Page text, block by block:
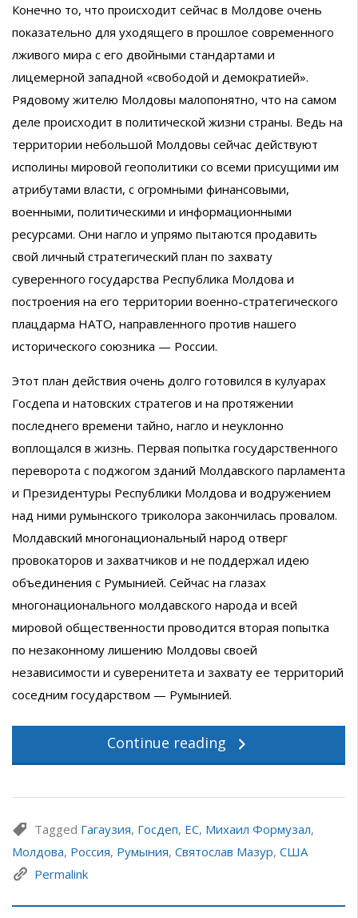
Конечно то, что происходит сейчас в Молдове очень
показательно для уходящего в прошлое современного
лживого мира с его двойными стандартами и
лицемерной западной «свободой и демократией».
Рядовому жителю Молдовы малопонятно, что на самом
деле происходит в политической жизни страны. Ведь на
территории небольшой Молдовы сейчас действуют
исполины мировой геополитики со всеми присущими им
атрибутами власти, с огромными финансовыми,
военными, политическими и информационными
ресурсами. Они нагло и упрямо пытаются продавить
свой личный стратегический план по захвату
суверенного государства Республика Молдова и
построения на его территории военно-стратегического
плацдарма НАТО, направленного против нашего
исторического союзника — России.
Этот план действия очень долго готовился в кулуарах
Госдепа и натовских стратегов и на протяжении
последнего времени тайно, нагло и неуклонно
воплощался в жизнь. Первая попытка государственного
переворота с поджогом зданий Молдавского парламента
и Президентуры Республики Молдова и водружением
над ними румынского триколора закончилась провалом.
Молдавский многонациональный народ отверг
провокаторов и захватчиков и не поддержал идею
объединения с Румынией. Сейчас на глазах
многонационального молдавского народа и всей
мировой общественности проводится вторая попытка
по незаконному лишению Молдовы своей
независимости и суверенитета и захвату ее территорий
соседним государством — Румынией.
Continue reading
Tagged Гагаузия, Госдеп, ЕС, Михаил Формузал,
Молдова, Россия, Румыния, Святослав Мазур, США
Permalink